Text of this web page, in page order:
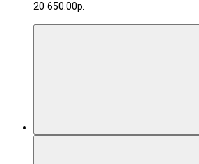
20 650.00р.